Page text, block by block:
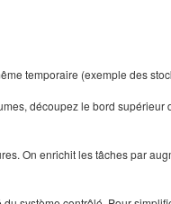
temporaire (exemple des
découpez le bord
On enrichit les tâches par